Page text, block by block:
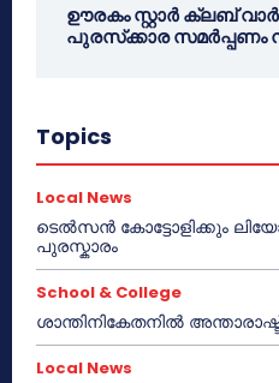
ഊരകം സ്റ്റാർ ക്ലബ്
പുരസ്‌ക്കാര സമർപ്പണം
Topics
Local News
ടെൽസൻ കോട്ടോളിക്കും
പുരസ്കാരം
School & College
ശാന്തിനികേതനിൽ
Local News